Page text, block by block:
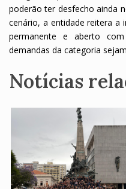
poderão ter desfecho ainda
cenário, a entidade reitera a
permanente e aberto
demandas da categoria
Notícias